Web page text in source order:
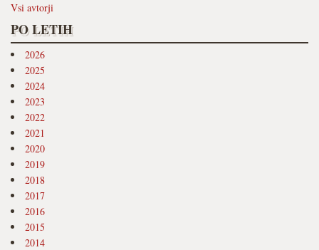
Vsi avtorji
PO LETIH
2026
2025
2024
2023
2022
2021
2020
2019
2018
2017
2016
2015
2014